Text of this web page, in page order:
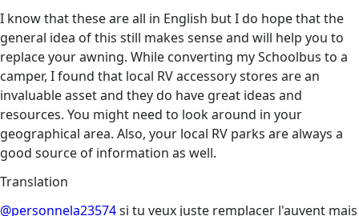
I know that these are all in English but I do hope that the
general idea of this still makes sense and will help you to
replace your awning. While converting my Schoolbus to a
camper, I found that local RV accessory stores are an
invaluable asset and they do have great ideas and
resources. You might need to look around in your
geographical area. Also, your local RV parks are always a
good source of information as well.
Translation
@personnela23574si tu veux juste remplacer l'auvent mais